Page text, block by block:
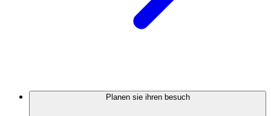
Planen sie ihren besuch